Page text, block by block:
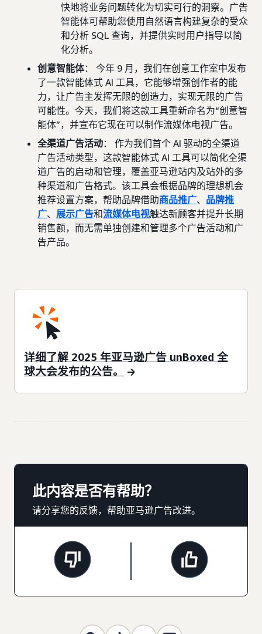
快地将业务问题转化为切实可行的洞察。广告
智能体可帮助您使用自然语言构建复杂的受众
和分析 SQL 查询，并提供实时用户指导以简
化分析。
创意智能体： 今年 9 月，我们在创意工作室中发布
了一款智能体式 AI 工具，它能够增强创作者的能
力，让广告主发挥无限的创造力，实现无限的广告
可能性。今天，我们将这款工具重新命名为“创意智
能体”，并宣布它现在可以制作流媒体电视广告。
全渠道广告活动： 作为我们首个 AI 驱动的全渠道
广告活动类型，这款智能体式 AI 工具可以简化全渠
道广告的启动和管理，覆盖亚马逊站内及站外的多
种渠道和广告格式。该工具会根据品牌的理想机会
推荐设置方案，帮助品牌借助商品推广、 品牌推
广、 展示广告和流媒体电视触达新顾客并提升长期
销售额，而无需单独创建和管理多个广告活动和广
告产品。
详细了解 2025 年亚马逊广告 unBoxed 全
球大会发布的公告。
此内容是否有帮助？
请分享您的反馈，帮助亚马逊广告改进。